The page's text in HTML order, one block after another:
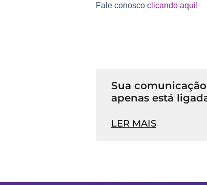
Fale conosco clicando aqui!
Sua
apenas está
LER MAIS